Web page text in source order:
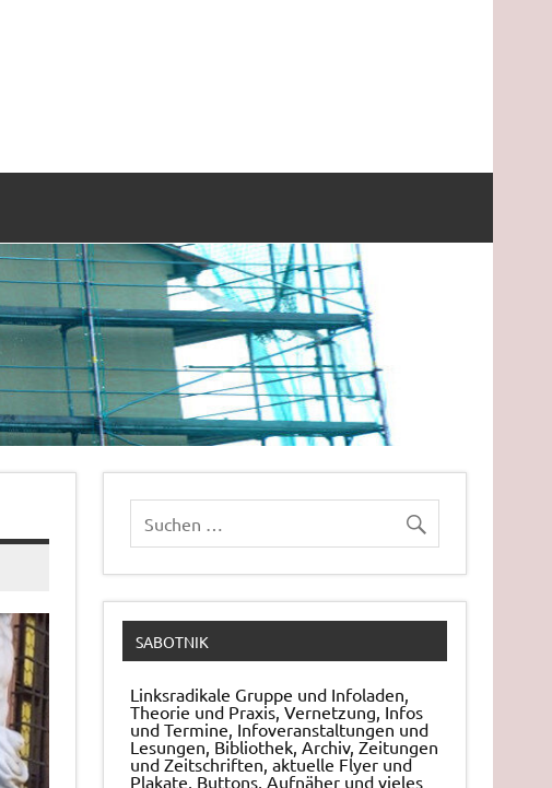
SABOTNIK
Linksradikale Gruppe und Infoladen,
Theorie und Praxis, Ver­net­zung, Infos
und Ter­mi­ne, In­fo­ver­an­stal­tun­gen und
Le­sun­gen, Bi­blio­thek, Archiv, Zei­tun­gen
und Zeit­schrif­ten, ak­tu­el­le Flyer und
Pla­ka­te, But­tons, Auf­nä­her und vieles